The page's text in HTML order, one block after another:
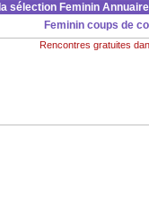
la sélection Feminin
Feminin coups de